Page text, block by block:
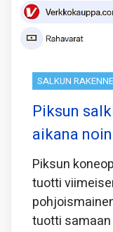
SALKUN RAKENNE
Piksun
aikana
Piksun
tuotti
tuotti samaan